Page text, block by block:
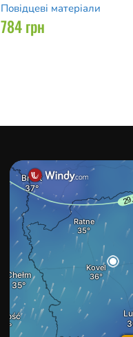
Повідцеві матеріали
784грн